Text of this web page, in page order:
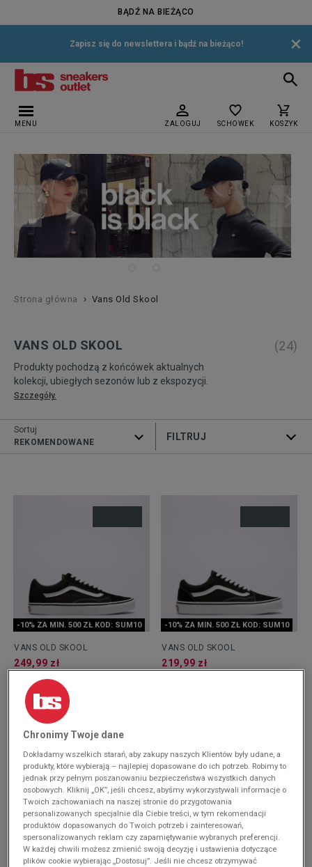
BĄDŹ NA BIEŻĄCO
Zapisz się do newslettera i bądź na bieżąco! ×
MENU ZALOGUJ SCHOWEK KOSZYK
Strona główna › Vans Old Skool
VANS OLD SKOOL
Produkty pochodzą z końcówek aktualnych
kolekcji, ubiegłych sezonów lub z ekspozycji.
Szczegóły.
(24)
ROZWIŃ FILTRY
Sortuj
REKOMENDOWANE
-10% ZA MIN. 500 ZŁ KOD: SUM10
VANS OLD SKOOL
249,99 zł
-10% ZA MIN. 500 ZŁ KOD: SUM10
VANS OLD SKOOL
219,99 zł
OSTATNIE SZTUKI
-10% ZA MIN. 500 ZŁ KOD: SUM10
VANS OLD SKOOL
169,99 zł
-10% ZA MIN. 500 ZŁ KOD: SUM10
VANS OLD SKOOL
209,99 zł
Chronimy Twoje dane
Dokładamy wszelkich starań, aby zakupy naszych Klientów były udane, a
produkty, które wybierają – najlepiej dopasowane do ich potrzeb. Robimy to
jednak przy pełnym poszanowaniu bezpieczeństwa wszystkich danych
osobowych. Kliknij „OK”, jeśli chcesz, abyśmy wykorzystywali informacje o
Twoich zachowaniach na naszej stronie do przygotowania
personalizowanych specjalnie dla Ciebie treści, w tym rekomendacji
produktów dopasowanych do Twoich potrzeb i zainteresowań,
spersonalizowanych reklam czy zapamiętywanie wybranych preferencji.
W każdej chwili możesz zmienić swoją decyzję i ustawienia dotyczące
plików cookie wybierając „Dostosuj”. Jeśli nie chcesz otrzymywać